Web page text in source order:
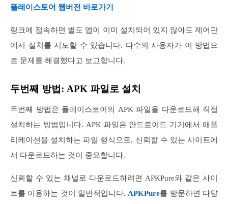
플레이스토어 웹버전 바로가기
링크에 접속하면 별도 앱이 이미 설치되어 있지 않아도 제어판
에서 설치를 시도할 수 있습니다. 다수의 사용자가 이 방법으
로 문제를 해결했다고 보고합니다.
두번째 방법: APK 파일로 설치
두번째 방법은 플레이스토어의 APK 파일을 다운로드해 직접
설치하는 방법입니다. APK 파일은 안드로이드 기기에서 애플
리케이션을 설치하는 파일 형식으로, 신뢰할 수 있는 사이트에
서 다운로드하는 것이 중요합니다.
신뢰할 수 있는 채널로 다운로드하려면 APKPure와 같은 사이
트를 이용하는 것이 일반적입니다. APKPure를 방문하면 다양